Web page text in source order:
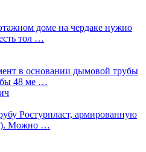
доме на чердаке нужно
тол …
в основании дымовой трубы
48 ме …
Ростурпласт, армированную
Можно …